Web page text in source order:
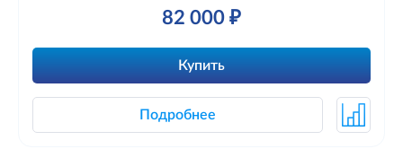
82 000 ₽
Купить
Подробнее